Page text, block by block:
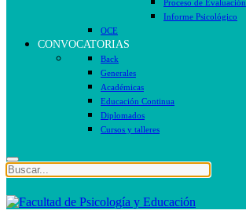
Proceso de Evaluación
Informe Psicológico
OCE
CONVOCATORIAS
Back
Generales
Académicas
Educación Continua
Diplomados
Cursos y talleres